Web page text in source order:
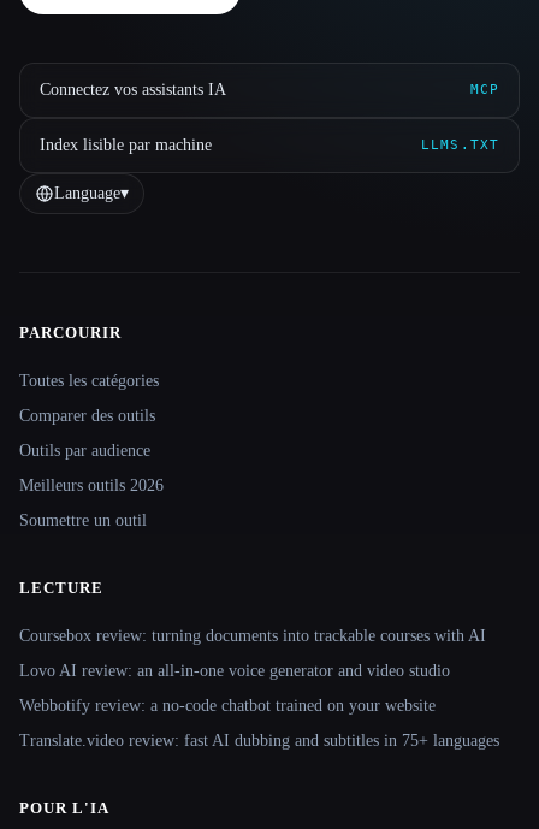
Connectez vos assistants IA MCP
Index lisible par machine LLMS.TXT
Language▾
Site navigation
PARCOURIR
Toutes les catégories
Comparer des outils
Outils par audience
Meilleurs outils 2026
Soumettre un outil
LECTURE
Coursebox review: turning documents into trackable courses with AI
Lovo AI review: an all-in-one voice generator and video studio
Webbotify review: a no-code chatbot trained on your website
Translate.video review: fast AI dubbing and subtitles in 75+ languages
POUR L'IA